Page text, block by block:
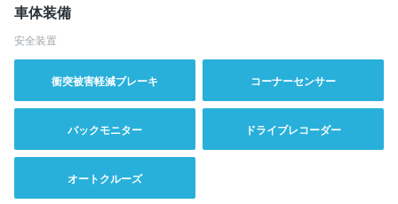
車体装備
安全装置
衝突被害軽減ブレーキ コーナーセンサー
バックモニター ドライブレコーダー
オートクルーズ